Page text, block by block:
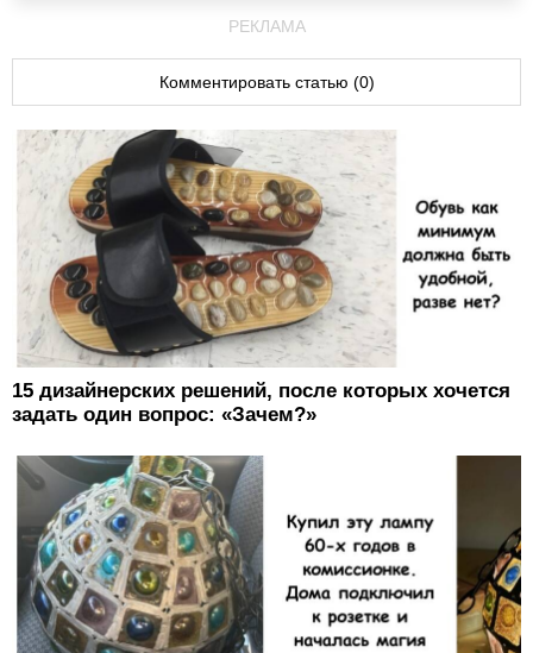
РЕКЛАМА
Комментировать статью (0)
15 дизайнерских решений, после которых хочется
задать один вопрос: «Зачем?»